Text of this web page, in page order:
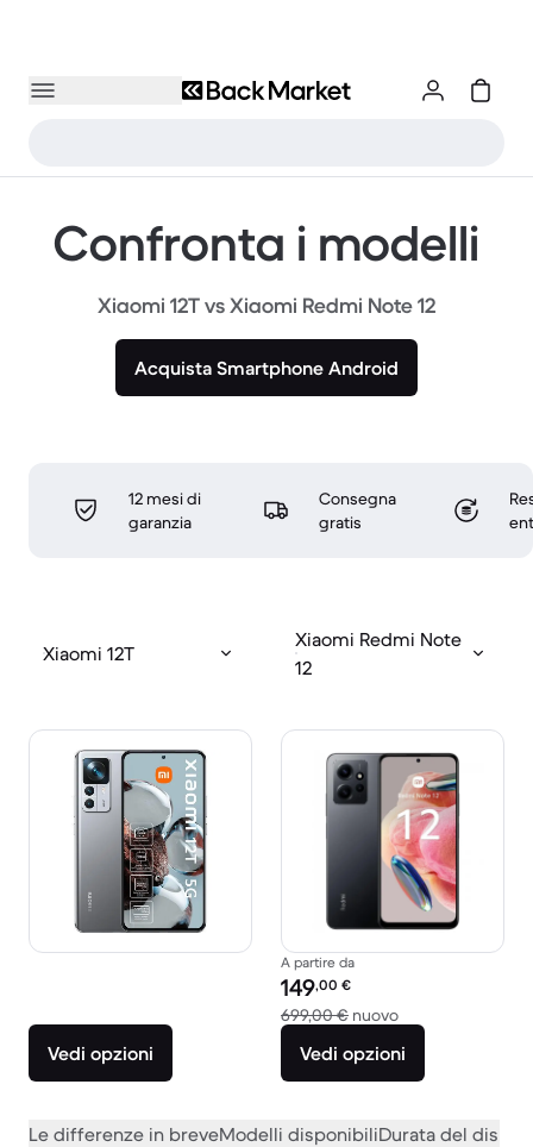
Confronta i modelli
Xiaomi 12T vs Xiaomi Redmi Note 12
Acquista Smartphone Android
12 mesi di
garanzia
Consegna
gratis
Xiaomi 12T
Xiaomi Redmi Note
12
Vedi opzioni
A partire da
Prezzo del ricondizionato:
149,00 €
699,00 € nuovoRispetto a
Vedi opzioni
Le differenze in breveModelli disponibiliDurata del